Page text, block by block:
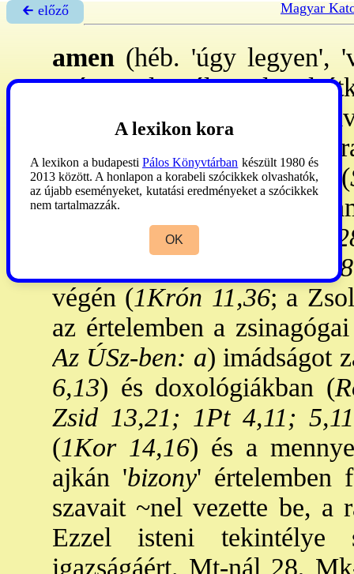
🡰 előző Magyar
amen (héb. 'úgy legyen',
szó, amely változatlanul
Az ÓSz-ben
egy feladat
), v. átkot fejez ki
eleget kötelezettségének (
5,13); de szolgálhatott
kifejezésére ( Tób 8,8; Jer
Neh
végén (1Krón 11,36; a
az értelemben a
Az ÚSz-ben: a) imádságot
6,13) és doxológiákban (
Zsid 13,21; 1Pt 4,11;
(1Kor 14,16) és a
ajkán 'bizony' értelemben
szavait ~nel vezette be, a
Ezzel isteni tekintélye
igazságáért. Mt-nál 28,
A lexikon kora
A lexikon a budapesti Pálos Könyvtárban készült 1980 és
2013 között. A honlapon a korabeli szócikkek olvashatók,
az újabb eseményeket, kutatási eredményeket a szócikkek
nem tartalmazzák.
OK